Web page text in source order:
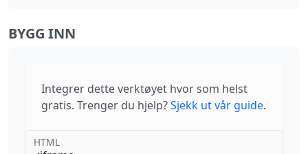
BYGG INN
Integrer dette verktøyet hvor som helst
gratis. Trenger du hjelp?Sjekk ut vår guide.
HTML